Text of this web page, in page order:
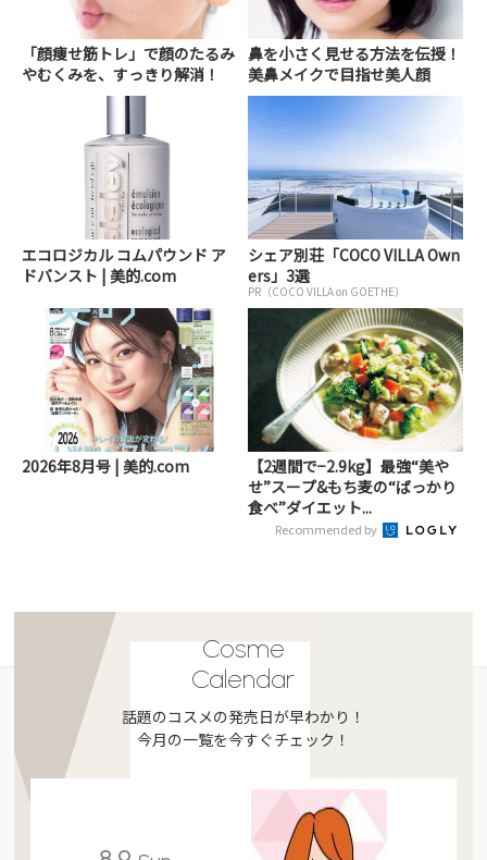
「顔痩せ筋トレ」で顔のたるみ
やむくみを、すっきり解消！
鼻を小さく見せる方法を伝授！
美鼻メイクで目指せ美人顔
エコロジカル コムパウンド ア
ドバンスト | 美的.com
シェア別荘「COCO VILLA Own
ers」3選
PR（COCO VILLA on GOETHE）
2026年8月号 | 美的.com
【2週間で−2.9kg】最強“美や
せ”スープ&もち麦の“ばっかり
食べ”ダイエット...
Recommended by
Cosme
Calendar
話題のコスメの発売日が早わかり！
今月の一覧を今すぐチェック！